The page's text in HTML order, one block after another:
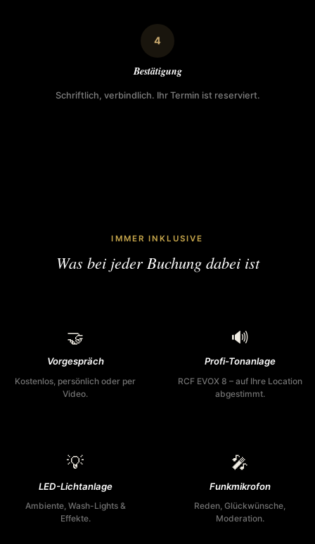
4
Bestätigung
Schriftlich, verbindlich. Ihr Termin ist reserviert.
IMMER INKLUSIVE
Was bei jeder Buchung dabei ist
🤝
Vorgespräch
Kostenlos, persönlich oder per
Video.
🔊
Profi-Tonanlage
RCF EVOX 8 – auf Ihre Location
abgestimmt.
💡
LED-Lichtanlage
Ambiente, Wash-Lights &
Effekte.
🎤
Funkmikrofon
Reden, Glückwünsche,
Moderation.